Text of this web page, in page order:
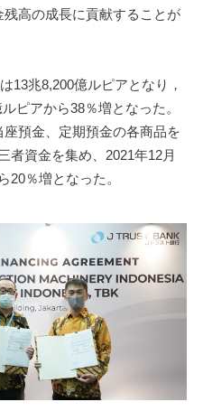
高の成長に貢献することが
13兆8,200億ルピアとなり，
ピアから38％増となった。
預金、定期預金の各商品を
者資金を集め、2021年12月
20％増となった。